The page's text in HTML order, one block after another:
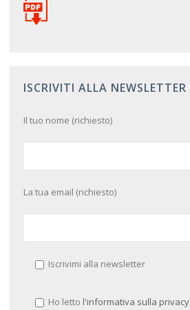
ISCRIVITI ALLA NEWSLETTER
Il tuo nome (richiesto)
La tua email (richiesto)
Iscrivimi alla newsletter
Ho letto l'informativa sulla privacy